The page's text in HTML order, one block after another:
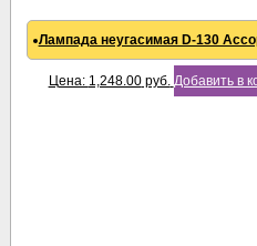
Лампада неугасимая D-130
Цена: 1,248.00руб. Добавить в